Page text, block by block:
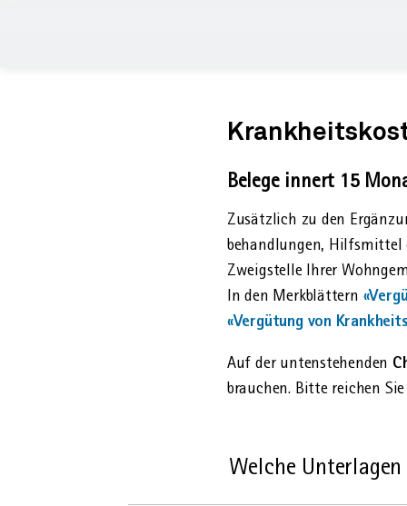
Belege innert 15
Zusätzlich zu den
behandlungen, Hilfs­mittel
Zweig­stelle Ihrer
In den Merkblättern
«Vergütung von
Auf der untenstehenden
brauchen. Bitte reichen
Welche